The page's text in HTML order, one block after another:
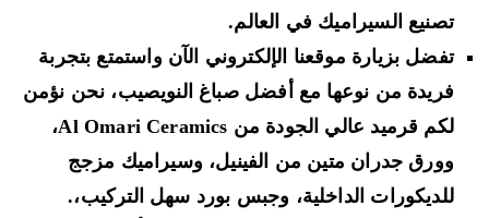
تصنيع السيراميك في العالم.
تفضل بزيارة موقعنا الإلكتروني الآن واستمتع بتجربة
فريدة من نوعها مع أفضل صباغ النويصيب، نحن نؤمن
لكم قرميد عالي الجودة من Al Omari Ceramics،
وورق جدران متين من الفينيل، وسيراميك مزجج
للديكورات الداخلية، وجبس بورد سهل التركيب،.